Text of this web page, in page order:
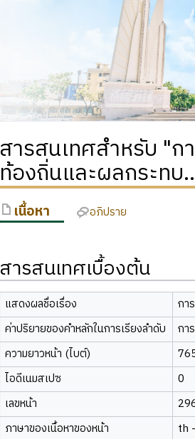
สารสนเทศสำหรับ "ก
ท้องถิ่นและผลกระทบ
เนื้อหา อภิปราย
สารสนเทศเบื้องต้น
แสดงผลชื่อเรื่อง
กา
ค่าปริยายของคำหลักในการเรียงลำดับ
กา
ความยาวหน้า (ไบต์)
ไอดีเนมสเปซ
0
เลขหน้า
ภาษาของเนื้อหาของหน้า
th